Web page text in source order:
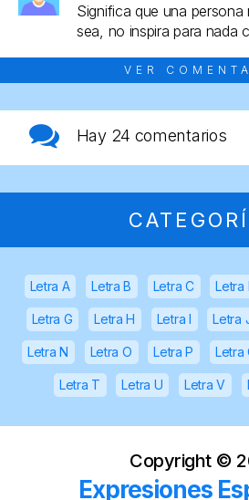
Significa que una
sea, no inspira para nada
VER
Hay 24 comentarios
Letra A Letra B Letra C Letra
Letra G Letra H Letra I Letra
Letra N Letra O Letra P Letra
Letra T Letra U Letra V
Copyright ©
Expresiones